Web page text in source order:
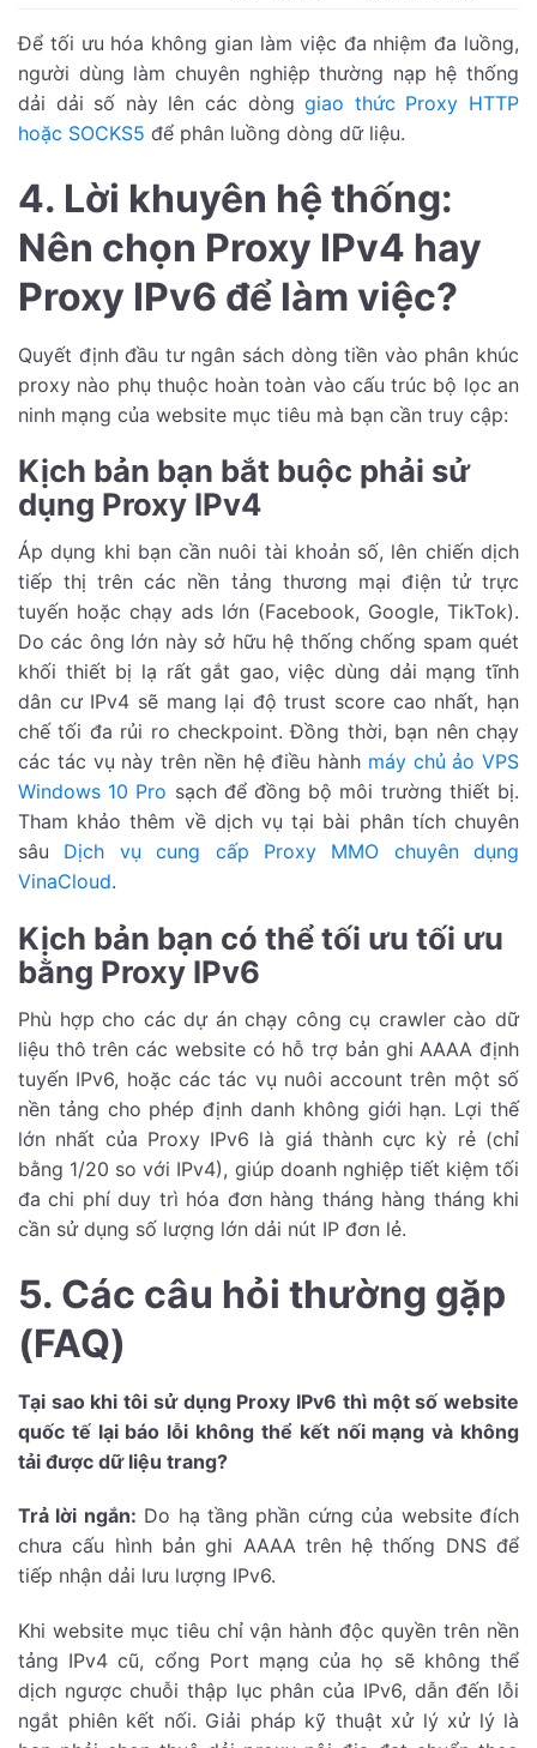
Để tối ưu hóa không gian làm việc đa nhiệm đa luồng,
người dùng làm chuyên nghiệp thường nạp hệ thống
dải dải số này lên các dònggiao thức Proxy HTTP
hoặc SOCKS5 để phân luồng dòng dữ liệu.
4. Lời khuyên hệ thống:
Nên chọn Proxy IPv4 hay
Proxy IPv6 để làm việc?
Quyết định đầu tư ngân sách dòng tiền vào phân khúc
proxy nào phụ thuộc hoàn toàn vào cấu trúc bộ lọc an
ninh mạng của website mục tiêu mà bạn cần truy cập:
Kịch bản bạn bắt buộc phải sử
dụng Proxy IPv4
Áp dụng khi bạn cần nuôi tài khoản số, lên chiến dịch
tiếp thị trên các nền tảng thương mại điện tử trực
tuyến hoặc chạy ads lớn (Facebook, Google, TikTok).
Do các ông lớn này sở hữu hệ thống chống spam quét
khối thiết bị lạ rất gắt gao, việc dùng dải mạng tĩnh
dân cư IPv4 sẽ mang lại độ trust score cao nhất, hạn
chế tối đa rủi ro checkpoint. Đồng thời, bạn nên chạy
các tác vụ này trên nền hệ điều hành máy chủ ảo VPS
Windows 10 Pro sạch để đồng bộ môi trường thiết bị.
Tham khảo thêm về dịch vụ tại bài phân tích chuyên
sâu Dịch vụ cung cấp Proxy MMO chuyên dụng
VinaCloud.
Kịch bản bạn có thể tối ưu tối ưu
bằng Proxy IPv6
Phù hợp cho các dự án chạy công cụ crawler cào dữ
liệu thô trên các website có hỗ trợ bản ghi AAAA định
tuyến IPv6, hoặc các tác vụ nuôi account trên một số
nền tảng cho phép định danh không giới hạn. Lợi thế
lớn nhất của Proxy IPv6 là giá thành cực kỳ rẻ (chỉ
bằng 1/20 so với IPv4), giúp doanh nghiệp tiết kiệm tối
đa chi phí duy trì hóa đơn hàng tháng hàng tháng khi
cần sử dụng số lượng lớn dải nút IP đơn lẻ.
5. Các câu hỏi thường gặp
(FAQ)
Tại sao khi tôi sử dụng Proxy IPv6 thì một số website
quốc tế lại báo lỗi không thể kết nối mạng và không
tải được dữ liệu trang?
Trả lời ngắn: Do hạ tầng phần cứng của website đích
chưa cấu hình bản ghi AAAA trên hệ thống DNS để
tiếp nhận dải lưu lượng IPv6.
Khi website mục tiêu chỉ vận hành độc quyền trên nền
tảng IPv4 cũ, cổng Port mạng của họ sẽ không thể
dịch ngược chuỗi thập lục phân của IPv6, dẫn đến lỗi
ngắt phiên kết nối. Giải pháp kỹ thuật xử lý xử lý là